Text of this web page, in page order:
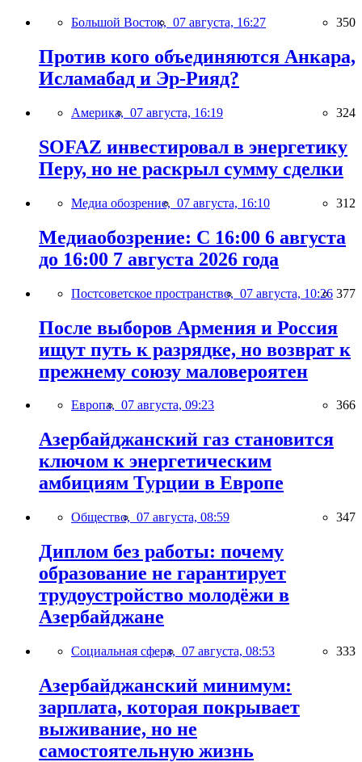
Большой Восток, 07 августа, 16:27 350
Против кого объединяются Анкара,
Исламабад и Эр-Рияд?
Америка, 07 августа, 16:19 324
SOFAZ инвестировал в энергетику
Перу, но не раскрыл сумму сделки
Медиа обозрение, 07 августа, 16:10 312
Медиаобозрение: С 16:00 6 августа
до 16:00 7 августа 2026 года
Постсоветское пространство, 07 августа, 10:26 377
После выборов Армения и Россия
ищут путь к разрядке, но возврат к
прежнему союзу маловероятен
Европа, 07 августа, 09:23 366
Азербайджанский газ становится
ключом к энергетическим
амбициям Турции в Европе
Общество, 07 августа, 08:59 347
Диплом без работы: почему
образование не гарантирует
трудоустройство молодёжи в
Азербайджане
Социальная сфера, 07 августа, 08:53 333
Азербайджанский минимум:
зарплата, которая покрывает
выживание, но не
самостоятельную жизнь